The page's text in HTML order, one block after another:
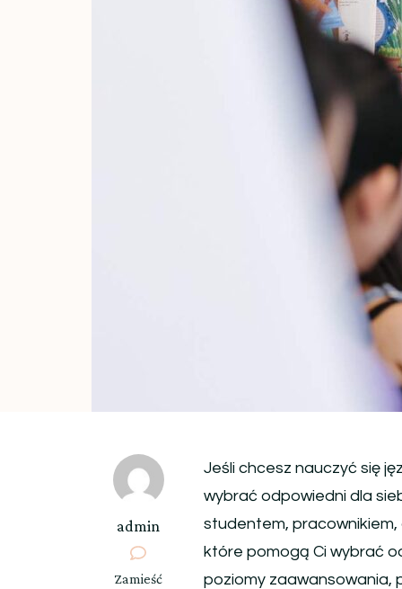
admin
Zamieść
we
Jeśli chcesz nauczyć się
wybrać odpowiedni dla
studentem,
które pomogą Ci wybrać
poziomy zaawansowania,